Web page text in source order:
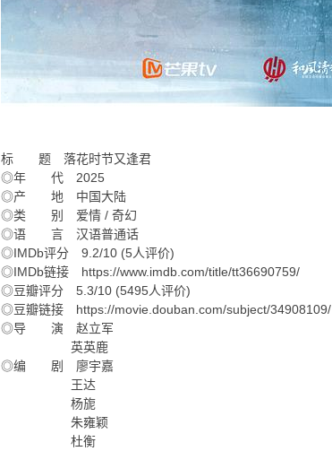
标 题 落花时节又逢君
◎年 代 2025
◎产 地 中国大陆
◎类 别 爱情 / 奇幻
◎语 言 汉语普通话
◎IMDb评分 9.2/10 (5人评价)
◎IMDb链接 https://www.imdb.com/title/tt36690759/
◎豆瓣评分 5.3/10 (5495人评价)
◎豆瓣链接 https://movie.douban.com/subject/34908109/
◎导 演 赵立军
英英鹿
◎编 剧 廖宇嘉
王达
杨旎
朱雍颖
杜衡